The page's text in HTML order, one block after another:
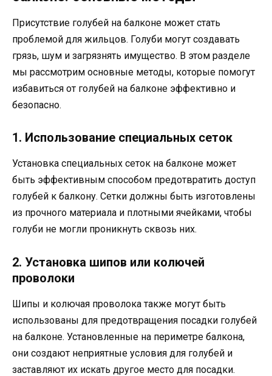
Присутствие голубей на балконе может стать
проблемой для жильцов. Голуби могут создавать
грязь, шум и загрязнять имущество. В этом разделе
мы рассмотрим основные методы, которые помогут
избавиться от голубей на балконе эффективно и
безопасно.
1. Использование специальных сеток
Установка специальных сеток на балконе может
быть эффективным способом предотвратить доступ
голубей к балкону. Сетки должны быть изготовлены
из прочного материала и плотными ячейками, чтобы
голуби не могли проникнуть сквозь них.
2. Установка шипов или колючей
проволоки
Шипы и колючая проволока также могут быть
использованы для предотвращения посадки голубей
на балконе. Установленные на периметре балкона,
они создают неприятные условия для голубей и
заставляют их искать другое место для посадки.